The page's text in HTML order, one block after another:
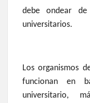
debe ondear
universitarios.
Los organismos
funcionan en
universitario,